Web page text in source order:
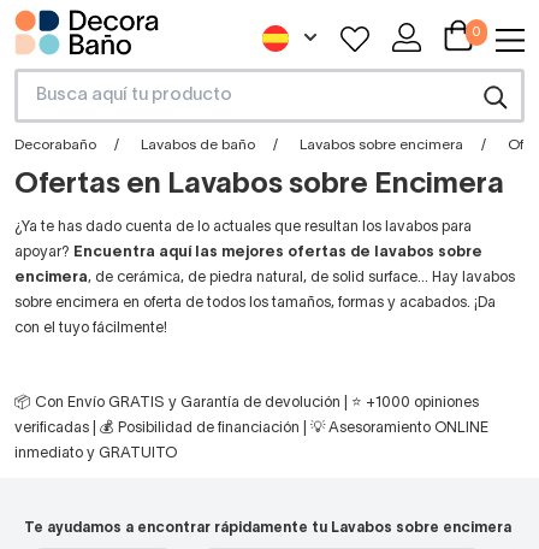
0
Decorabaño Lavabos de baño Lavabos sobre encimera
Ofertas en Lavabos sobre Encimera
¿Ya te has dado cuenta de lo actuales que resultan los lavabos para
apoyar? Encuentra aquí las mejores ofertas de lavabos sobre
encimera, de cerámica, de piedra natural, de solid surface… Hay lavabos
sobre encimera en oferta de todos los tamaños, formas y acabados. ¡Da
con el tuyo fácilmente!
📦 Con Envío GRATIS y Garantía de devolución | ⭐ +1000 opiniones
verificadas | 💰 Posibilidad de financiación | 💡 Asesoramiento ONLINE
inmediato y GRATUITO
Te ayudamos a encontrar rápidamente tu Lavabos sobre encimera